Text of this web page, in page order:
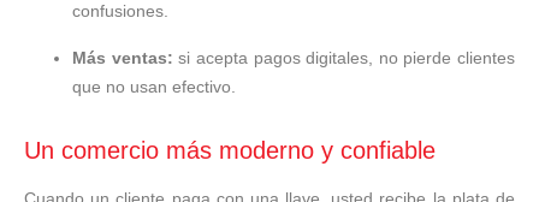
confusiones.
Más ventas: si acepta pagos digitales, no pierde clientes
que no usan efectivo.
Un comercio más moderno y confiable